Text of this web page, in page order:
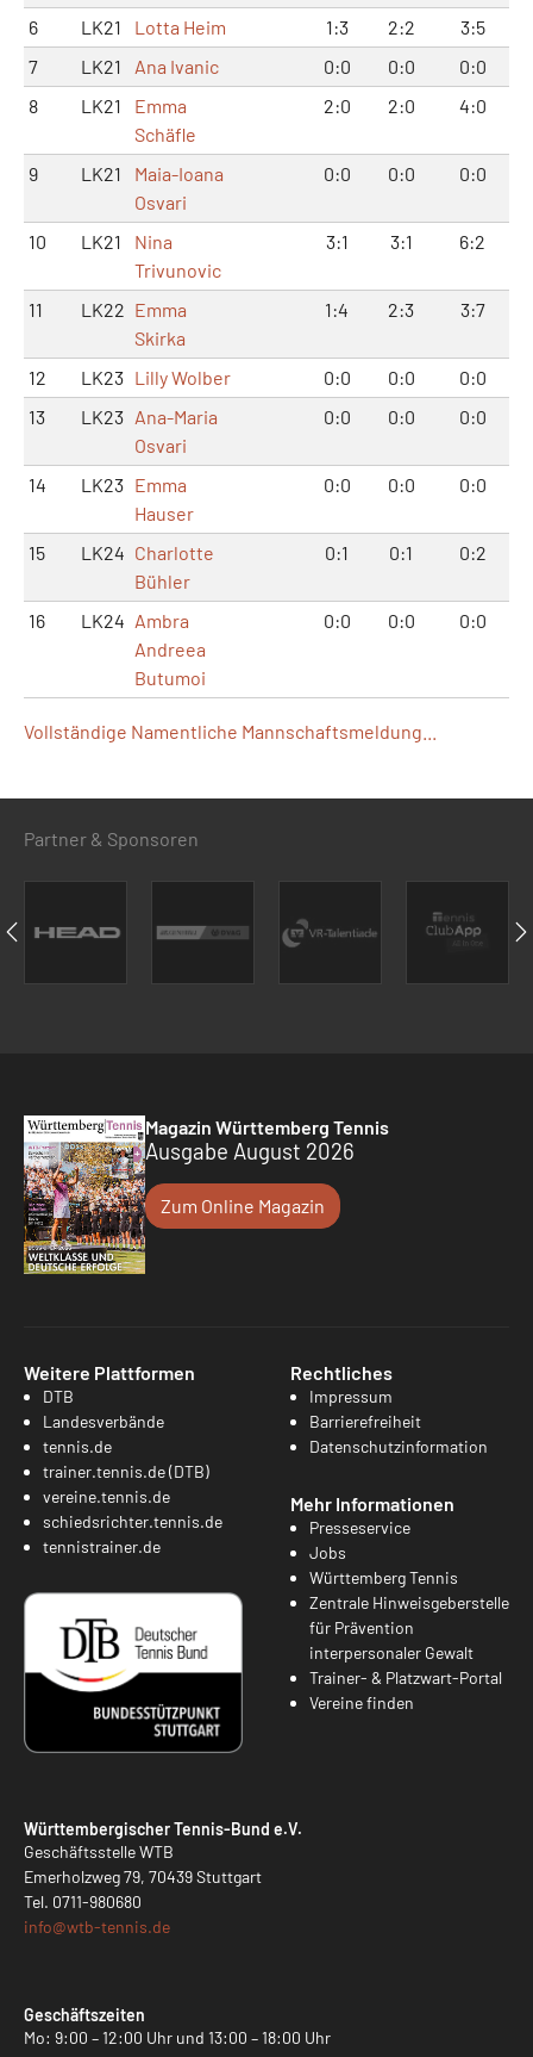
6 LK21 Lotta Heim 1:3 2:2
3:5
7
LK21 Ana Ivanic 0:0 0:0
0:0
8
LK21
Emma
Schäfle
2:0 2:0 4:0
9 LK21
Maia-Ioana
Osvari
0:0 0:0 0:0
10 LK21
Nina
Trivunovic
3:1 3:1 6:2
11 LK22 Emma
Skirka
1:4 2:3 3:7
12 LK23 Lilly Wolber 0:0 0:0
0:0
13
LK23 Ana-Maria
Osvari
0:0 0:0 0:0
14 LK23 Emma
Hauser
0:0 0:0 0:0
15 LK24 Charlotte
Bühler
0:1 0:1 0:2
16 LK24 Ambra
Andreea
Butumoi
0:0 0:0 0:0
Vollständige Namentliche Mannschaftsmeldung...
Partner & Sponsoren
Magazin Württemberg Tennis
Ausgabe August 2026
Zum Online Magazin
Weitere Plattformen
DTB
Landesverbände
tennis.de
trainer.tennis.de (DTB)
vereine.tennis.de
schiedsrichter.tennis.de
tennistrainer.de
Rechtliches
Impressum
Barrierefreiheit
Datenschutzinformation
Mehr Informationen
Presseservice
Jobs
Württemberg Tennis
Zentrale Hinweisgeberstelle
für Prävention
interpersonaler Gewalt
Trainer- & Platzwart-Portal
Vereine finden
Württembergischer Tennis-Bund e.V.
Geschäftsstelle WTB
Emerholzweg 79, 70439 Stuttgart
Tel. 0711-980680
info@wtb-tennis.de
Geschäftszeiten
Mo: 9:00 – 12:00 Uhr und 13:00 – 18:00 Uhr